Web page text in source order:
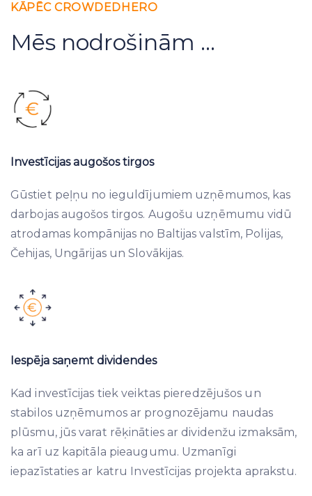
KĀPĒC CROWDEDHERO
Mēs nodrošinām ...
Investīcijas augošos tirgos
Gūstiet peļņu no ieguldījumiem uzņēmumos, kas
darbojas augošos tirgos. Augošu uzņēmumu vidū
atrodamas kompānijas no Baltijas valstīm, Polijas,
Čehijas, Ungārijas un Slovākijas.
Iespēja saņemt dividendes
Kad investīcijas tiek veiktas pieredzējušos un
stabilos uzņēmumos ar prognozējamu naudas
plūsmu, jūs varat rēķināties ar dividenžu izmaksām,
ka arī uz kapitāla pieaugumu. Uzmanīgi
iepazīstaties ar katru Investīcijas projekta aprakstu.